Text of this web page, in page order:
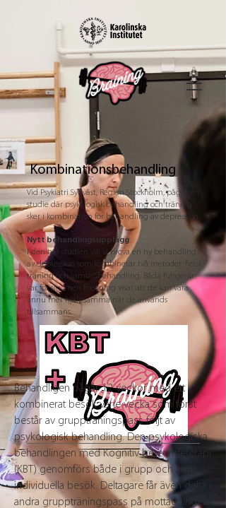
Kombinationsbehandling
Vid Psykiatri Sydväst, Region Stockholm, pågår en
studie där psykologisk behandling och träning
sker i kombination för behandling av depression.
Nytt behandlingsupplägg
I den här studien vill vi prova en ny behandling
av depression som kombinerar två metoder: fysisk
träning och samtalsbehandling. Båda fungerar
var för sig, men forskning visar att de kan vara
ännu mer hjälpsamma när de används
tillsammans.
Behandligen pågår 12 veckor med ett
kombinerat besök varje vecka som först
består av gruppträningspass följt av
psykologisk behandling. Den psykologiska
behandlingen med Kognitiv beteendeterapi
(KBT) genomförs både i grupp och som
individuella besök. Deltagare får även delta i
andra gruppträningspass på mottagningen.